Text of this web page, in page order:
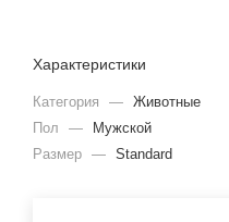
Характеристики
Категория — Животные
Пол
—
Мужской
Размер — Standard